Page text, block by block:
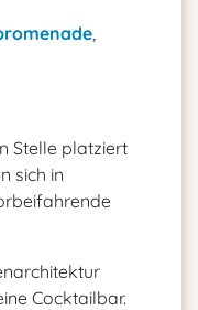
,
Stelle platziert
sich in
Cocktailbar.